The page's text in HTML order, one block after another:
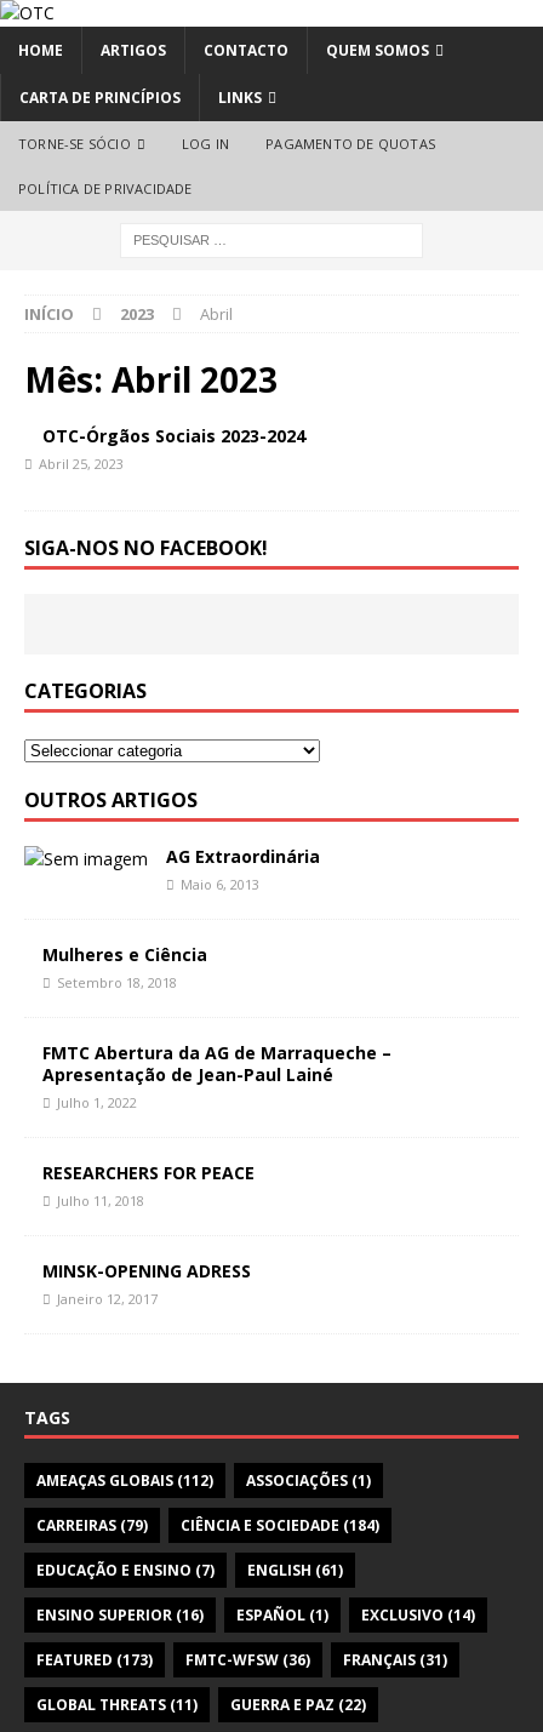
HOME ARTIGOS CONTACTO QUEM SOMOS
CARTA DE PRINCÍPIOS LINKS
TORNE-SE SÓCIO LOG IN PAGAMENTO DE QUOTAS
POLÍTICA DE PRIVACIDADE
INÍCIO 2023 Abril
Mês: Abril 2023
OTC-Órgãos Sociais 2023-2024
Abril 25, 2023
SIGA-NOS NO FACEBOOK!
CATEGORIAS
OUTROS ARTIGOS
AG Extraordinária
Maio 6, 2013
Mulheres e Ciência
Setembro 18, 2018
FMTC Abertura da AG de Marraqueche –
Apresentação de Jean-Paul Lainé
Julho 1, 2022
RESEARCHERS FOR PEACE
Julho 11, 2018
MINSK-OPENING ADRESS
Janeiro 12, 2017
TAGS
AMEAÇAS GLOBAIS (112) ASSOCIAÇÕES (1)
CARREIRAS (79) CIÊNCIA E SOCIEDADE (184)
EDUCAÇÃO E ENSINO (7) ENGLISH (61)
ENSINO SUPERIOR (16) ESPAÑOL (1) EXCLUSIVO (14)
FEATURED (173) FMTC-WFSW (36) FRANÇAIS (31)
GLOBAL THREATS (11) GUERRA E PAZ (22)